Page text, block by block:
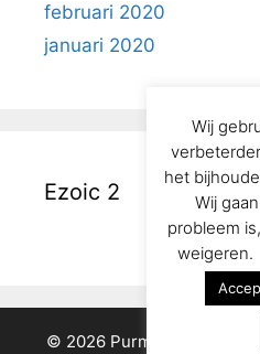
februari 2020
januari 2020
Ezoic 2
© 2026 Purmerend in het
Wij
het
Wij
probleem
weigeren.